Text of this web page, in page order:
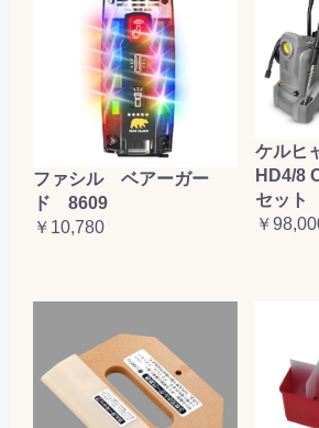
ファシル ベアーガー
ド 8609
￥10,780
ケルヒ
HD4/8
セット
￥